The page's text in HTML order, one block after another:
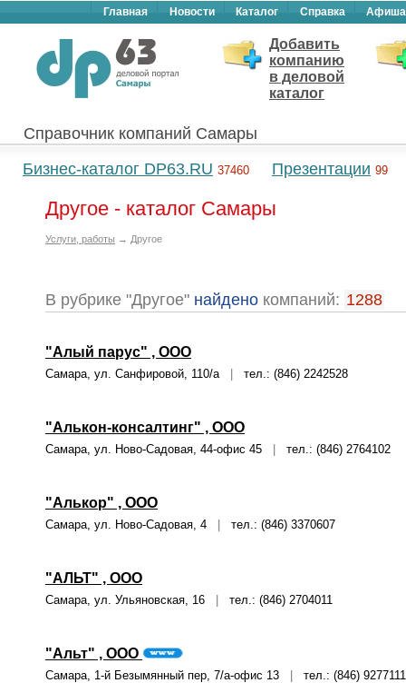
Главная Новости Каталог Справка Афиша
Добавить
компанию
в деловой
каталог
Справочник компаний Самары
Бизнес-каталог DP63.RU 37460 Презентации 99
Другое - каталог Самары
Услуги, работы → Другое
В рубрике "Другое" найдено компаний: 1288
"Алый парус" , ООО
Самара, ул. Санфировой, 110/а тел.: (846) 2242528
"Алькон-консалтинг" , ООО
Самара, ул. Ново-Садовая, 44-офис 45 тел.: (846) 2764102
"Алькор" , ООО
Самара, ул. Ново-Садовая, 4 тел.: (846) 3370607
"АЛЬТ" , ООО
Самара, ул. Ульяновская, 16 тел.: (846) 2704011
"Альт" , ООО
Самара, 1-й Безымянный пер, 7/а-офис 13 тел.: (846) 9277111